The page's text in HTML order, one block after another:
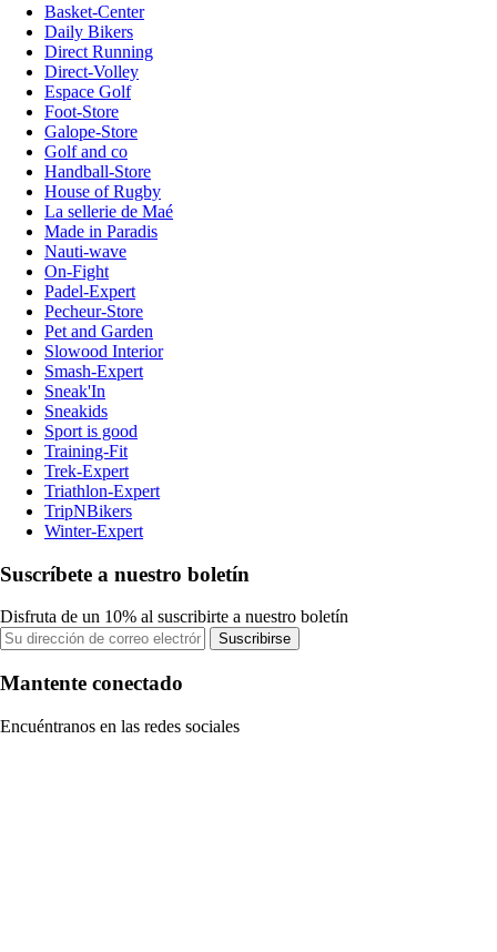
Basket-Center
Daily Bikers
Direct Running
Direct-Volley
Espace Golf
Foot-Store
Galope-Store
Golf and co
Handball-Store
House of Rugby
La sellerie de Maé
Made in Paradis
Nauti-wave
On-Fight
Padel-Expert
Pecheur-Store
Pet and Garden
Slowood Interior
Smash-Expert
Sneak'In
Sneakids
Sport is good
Training-Fit
Trek-Expert
Triathlon-Expert
TripNBikers
Winter-Expert
Suscríbete a nuestro boletín
Disfruta de un 10% al suscribirte a nuestro boletín
Suscribirse
Mantente conectado
Encuéntranos en las redes sociales